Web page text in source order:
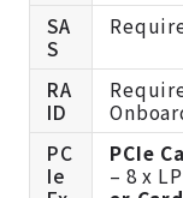
SA
S
RA
ID
PC
Ie
PCIe
– 8 x